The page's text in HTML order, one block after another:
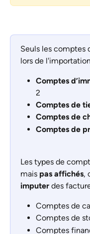
Seuls les comptes
lors de
Comptes
2
Comptes de
Comptes de
Comptes de
Les types de
mais pas affichés,
imputer des
Comptes de
Comptes de
Comptes